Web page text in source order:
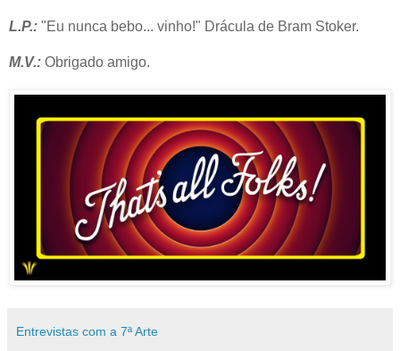
L.P.: "Eu nunca bebo... vinho!" Drácula de Bram Stoker.
M.V.: Obrigado amigo.
Entrevistas com a 7ª Arte